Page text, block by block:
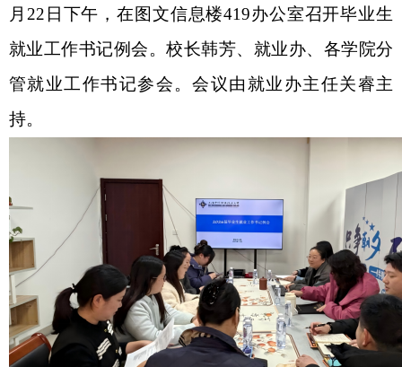
月22日下午，在图文信息楼419办公室召开毕业生
就业工作书记例会。校长韩芳、就业办、各学院分
管就业工作书记参会。会议由就业办主任关睿主
持。